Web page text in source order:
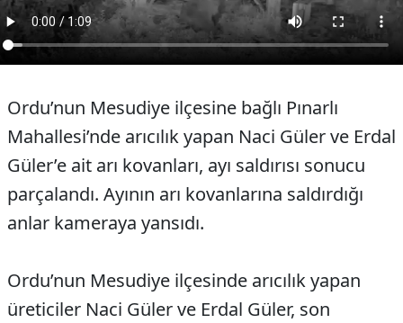
Ordu’nun Mesudiye ilçesine bağlı Pınarlı
Mahallesi’nde arıcılık yapan Naci Güler ve Erdal
Güler’e ait arı kovanları, ayı saldırısı sonucu
parçalandı. Ayının arı kovanlarına saldırdığı
anlar kameraya yansıdı.
Ordu’nun Mesudiye ilçesinde arıcılık yapan
üreticiler Naci Güler ve Erdal Güler, son